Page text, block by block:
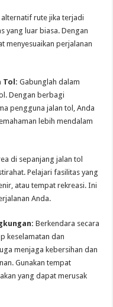
alternatif rute jika terjadi
yang luar biasa. Dengan
menyesuaikan perjalanan
Tol: Gabunglah dalam
Dengan berbagi
pengguna jalan tol, Anda
lebih mendalam
di sepanjang jalan tol
Pelajari fasilitas yang
atau tempat rekreasi. Ini
Anda.
Berkendara secara
keselamatan dan
menjaga kebersihan dan
Gunakan tempat
yang dapat merusak